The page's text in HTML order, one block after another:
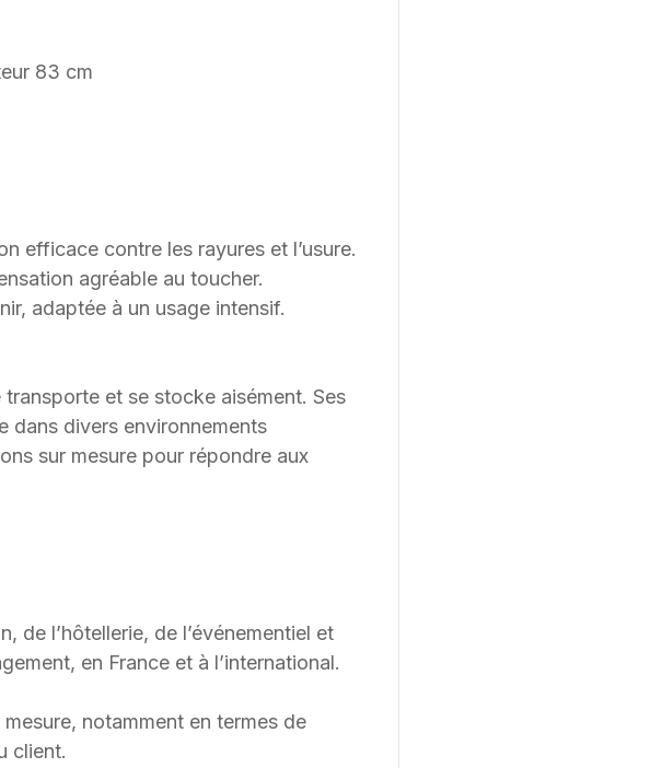
83 cm
efficace contre les rayures et l’usure.
agréable au toucher.
adaptée à un usage intensif.
et se stocke aisément. Ses
dans divers environnements
sur mesure pour répondre aux
de l’hôtellerie, de l’événementiel et
en France et à l’international.
notamment en termes de
client.